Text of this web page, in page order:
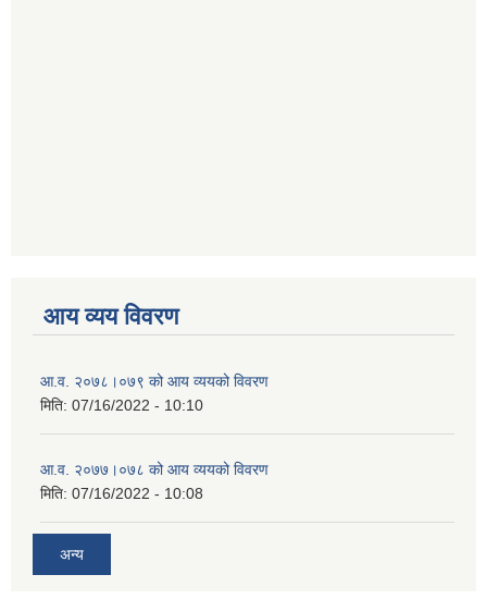
आय व्यय विवरण
आ.व. २०७८।०७९ को आय व्ययको विवरण
मिति: 07/16/2022 - 10:10
आ.व. २०७७।०७८ को आय व्ययको विवरण
मिति: 07/16/2022 - 10:08
अन्य